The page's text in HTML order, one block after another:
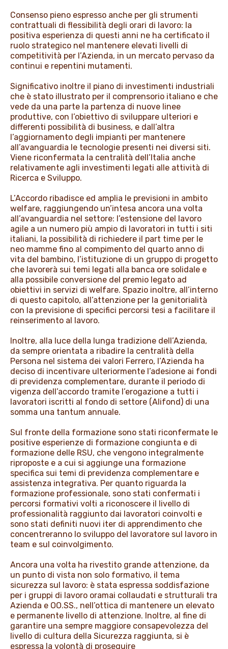
Consenso pieno espresso anche per gli strumenti
contrattuali di flessibilità degli orari di lavoro: la
positiva esperienza di questi anni ne ha certificato il
ruolo strategico nel mantenere elevati livelli di
competitività per l’Azienda, in un mercato pervaso da
continui e repentini mutamenti.
Significativo inoltre il piano di investimenti industriali
che è stato illustrato per il comprensorio italiano e che
vede da una parte la partenza di nuove linee
produttive, con l’obiettivo di sviluppare ulteriori e
differenti possibilità di business, e dall’altra
l’aggiornamento degli impianti per mantenere
all’avanguardia le tecnologie presenti nei diversi siti.
Viene riconfermata la centralità dell’Italia anche
relativamente agli investimenti legati alle attività di
Ricerca e Sviluppo.
L’Accordo ribadisce ed amplia le previsioni in ambito
welfare, raggiungendo un’intesa ancora una volta
all’avanguardia nel settore: l’estensione del lavoro
agile a un numero più ampio di lavoratori in tutti i siti
italiani, la possibilità di richiedere il part time per le
neo mamme fino al compimento del quarto anno di
vita del bambino, l’istituzione di un gruppo di progetto
che lavorerà sui temi legati alla banca ore solidale e
alla possibile conversione del premio legato ad
obiettivi in servizi di welfare. Spazio inoltre, all’interno
di questo capitolo, all’attenzione per la genitorialità
con la previsione di specifici percorsi tesi a facilitare il
reinserimento al lavoro.
Inoltre, alla luce della lunga tradizione dell’Azienda,
da sempre orientata a ribadire la centralità della
Persona nel sistema dei valori Ferrero, l’Azienda ha
deciso di incentivare ulteriormente l’adesione ai fondi
di previdenza complementare, durante il periodo di
vigenza dell’accordo tramite l’erogazione a tutti i
lavoratori iscritti al fondo di settore (Alifond) di una
somma una tantum annuale.
Sul fronte della formazione sono stati riconfermate le
positive esperienze di formazione congiunta e di
formazione delle RSU, che vengono integralmente
riproposte e a cui si aggiunge una formazione
specifica sui temi di previdenza complementare e
assistenza integrativa. Per quanto riguarda la
formazione professionale, sono stati confermati i
percorsi formativi volti a riconoscere il livello di
professionalità raggiunto dai lavoratori coinvolti e
sono stati definiti nuovi iter di apprendimento che
concentreranno lo sviluppo del lavoratore sul lavoro in
team e sul coinvolgimento.
Ancora una volta ha rivestito grande attenzione, da
un punto di vista non solo formativo, il tema
sicurezza sul lavoro: è stata espressa soddisfazione
per i gruppi di lavoro oramai collaudati e strutturali tra
Azienda e OO.SS., nell’ottica di mantenere un elevato
e permanente livello di attenzione. Inoltre, al fine di
garantire una sempre maggiore consapevolezza del
livello di cultura della Sicurezza raggiunta, si è
espressa la volontà di proseguire